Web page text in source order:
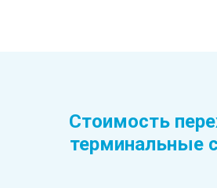
Стоимость
терминальные